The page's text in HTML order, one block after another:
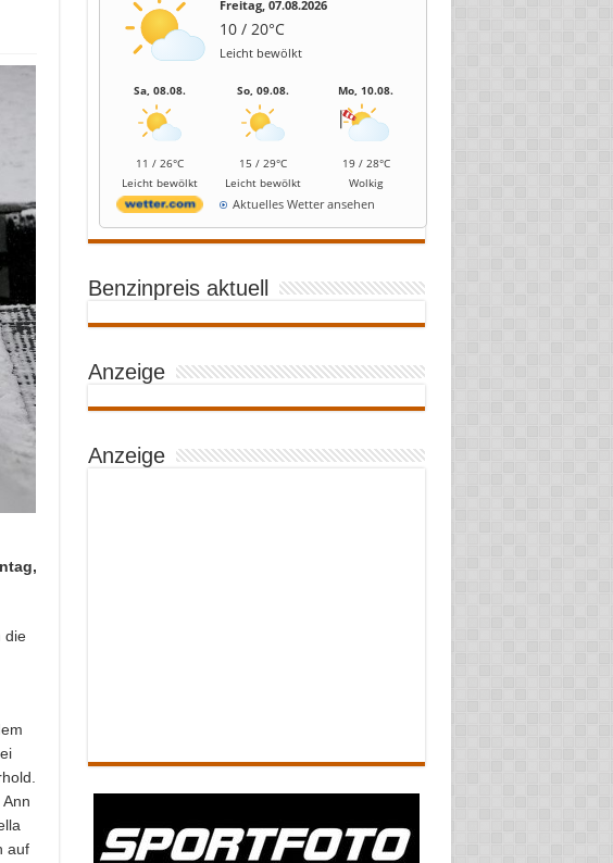
die
auf
Freitag, 07.08.2026
10 / 20°C
Leicht bewölkt
Sa, 08.08.
11 / 26°C
Leicht bewölkt
So, 09.08.
15 / 29°C
Leicht bewölkt
Mo, 10.08.
19 / 28°C
Wolkig
Aktuelles Wetter ansehen
Benzinpreis aktuell
Anzeige
Anzeige